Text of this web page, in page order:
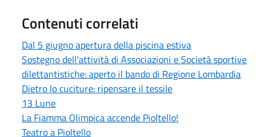
Contenuti correlati
Dal 5 giugno apertura della piscina estiva
Sostegno dell'attività di Associazioni e Società sportive
dilettantistiche: aperto il bando di Regione Lombardia
Dietro lo cuciture: ripensare il tessile
13 Lune
La Fiamma Olimpica accende Pioltello!
Teatro a Pioltello